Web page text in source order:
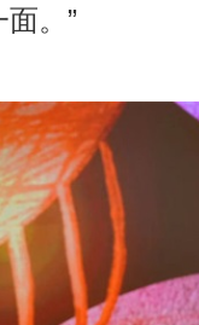
。”